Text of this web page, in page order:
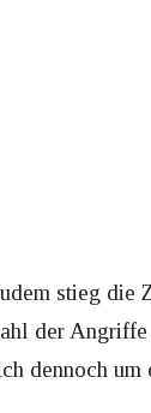
stieg die
der Angriffe
dennoch